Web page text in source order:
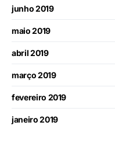
junho 2019
maio 2019
abril 2019
março 2019
fevereiro 2019
janeiro 2019